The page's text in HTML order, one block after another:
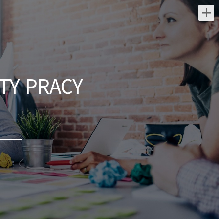
Najnowsze oferty pracy:
Technik / Techniczka Obsługi
Budynku
ARCOS FM PL SALLER POLBAU Sp. z
o.o. Sp. K
świętokrzyskie/ Starachowice
Opis stanowiska: Nadzór nad systemami
bezpieczeństwa i zarządzania budynkiem.
Prowadzenie przetargów, zbieranie ofert i
zarządzanie zewnętrznymi...
dzisiaj
Pracownik Działu Dostaw
(K/M)
PRACY